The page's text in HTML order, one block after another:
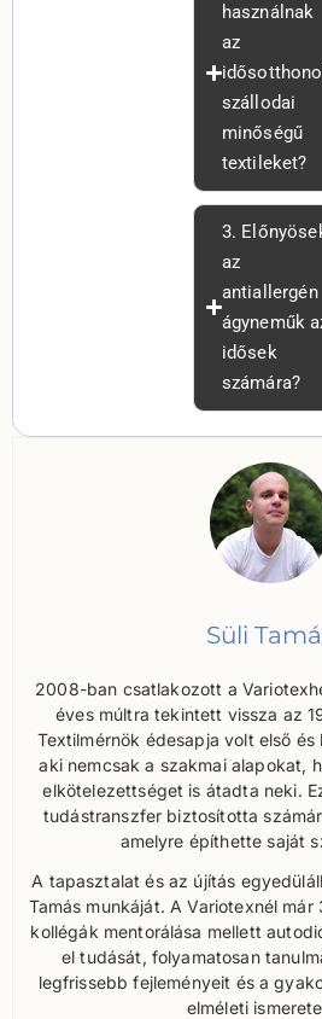
használnak
az
szállodai
minőségű
textileket?
3.
az
antiallergén
ágyneműk
idősek
számára?
Süli
2008-ban csatlakozott a
éves múltra tekintett vissza az
Textilmérnök édesapja volt első
aki nemcsak a szakmai alapokat,
elkötelezettséget is átadta neki.
tudástranszfer biztosította
amelyre építhette saját
A tapasztalat és az újítás
Tamás munkáját. A Variotexnél
kollégák mentorálása mellett
el tudását, folyamatosan
legfrissebb fejleményeit és a
elméleti